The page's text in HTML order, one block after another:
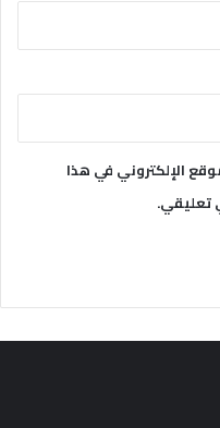
الإلكتروني في هذا
تعليقي.